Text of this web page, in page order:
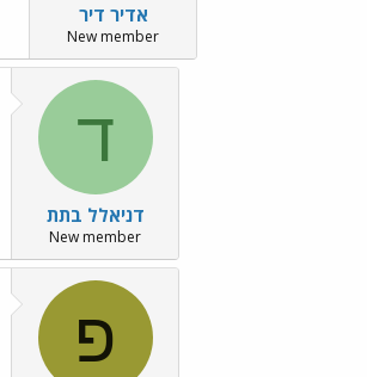
אדיר דיר
New member
ד
דניאלל בתת
New member
פ